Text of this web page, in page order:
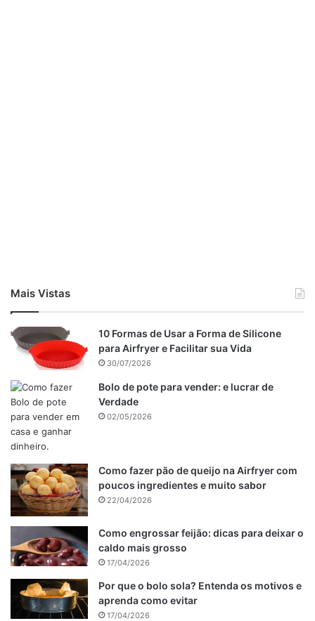
Mais Vistas
10 Formas de Usar a Forma de Silicone
para Airfryer e Facilitar sua Vida
30/07/2026
Bolo de pote para vender: e lucrar de
Verdade
02/05/2026
Como fazer pão de queijo na Airfryer com
poucos ingredientes e muito sabor
22/04/2026
Como engrossar feijão: dicas para deixar o
caldo mais grosso
17/04/2026
Por que o bolo sola? Entenda os motivos e
aprenda como evitar
17/04/2026